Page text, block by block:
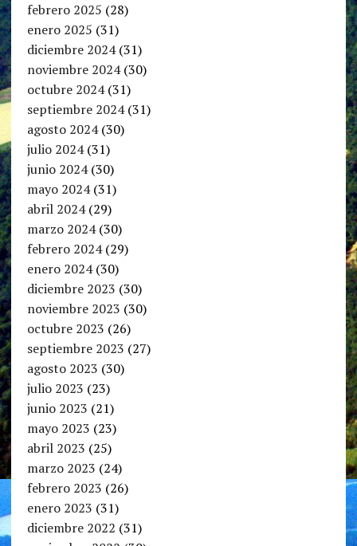
febrero 2025 (28)
enero 2025 (31)
diciembre 2024(31)
noviembre 2024(30)
octubre 2024(31)
septiembre 2024(31)
agosto 2024(30)
julio 2024(31)
junio 2024(30)
mayo 2024(31)
abril 2024(29)
marzo 2024(30)
febrero 2024(29)
enero 2024(30)
diciembre 2023 (30)
noviembre 2023 (30)
octubre 2023 (26)
septiembre 2023 (27)
agosto 2023 (30)
julio 2023 (23)
junio 2023 (21)
mayo 2023 (23)
abril 2023 (25)
marzo 2023 (24)
febrero 2023 (26)
enero 2023 (31)
diciembre 2022 (31)